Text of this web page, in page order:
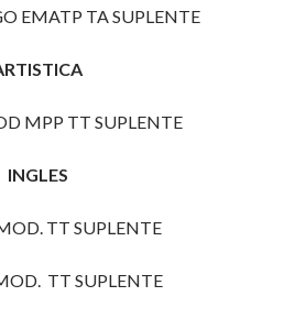
EMATP TA SUPLENTE
MPP TT SUPLENTE
INGLES
TT SUPLENTE
TT SUPLENTE